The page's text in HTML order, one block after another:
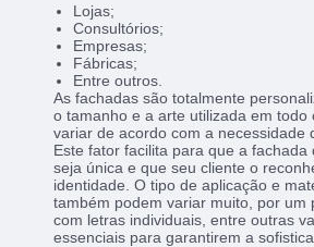
Lojas;
Consultórios;
Empresas;
Fábricas;
Entre outros.
As fachadas são totalmente
o tamanho e a arte utilizada em todo
variar de acordo com a necessidade
Este fator facilita para que a fachada
seja única e que seu cliente o
identidade. O tipo de aplicação e
também podem variar muito, por um
com letras individuais, entre outras
essenciais para garantirem a